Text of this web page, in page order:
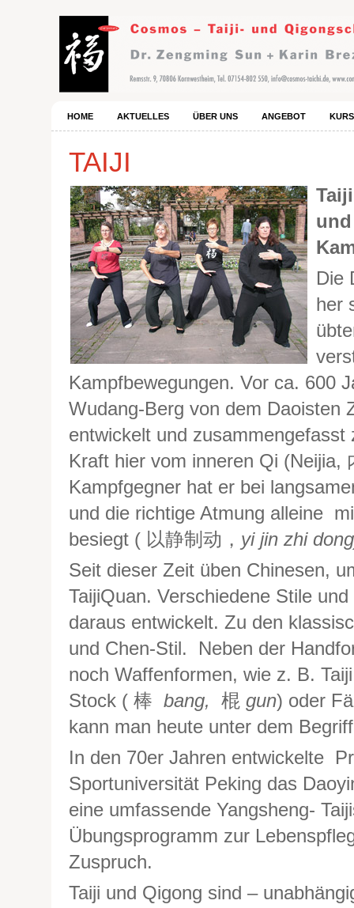
HOME AKTUELLES ÜBER UNS ANGEBOT
TAIJI
Die
her
Kampfbewegungen. Vor ca. 600
Wudang-Berg von dem
entwickelt und
Kraft hier vom inneren Qi
Kampfgegner hat er bei
und die richtige Atmung alleine
besiegt ( 以静制动， yi jin zhi
Seit dieser Zeit üben Chinesen,
TaijiQuan. Verschiedene Stile
daraus entwickelt. Zu den
und Chen-Stil. Neben der
noch Waffenformen, wie z. B.
Stock ( 棒 bang, 棍 gun) oder
kann man heute unter dem
In den 70er Jahren entwickelte
Sportuniversität Peking das
eine umfassende Yangsheng-
Übungsprogramm zur
Zuspruch.
Taiji und Qigong sind –